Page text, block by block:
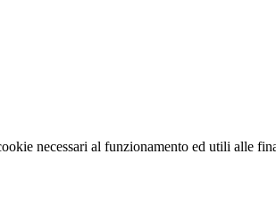
necessari al funzionamento ed utili alle